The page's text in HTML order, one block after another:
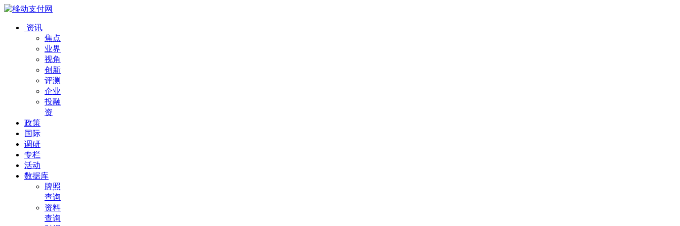
资讯
焦点
业界
视角
创新
评测
企业
投融
资
政策
国际
调研
专栏
活动
数据库
牌照
查询
资料
查询